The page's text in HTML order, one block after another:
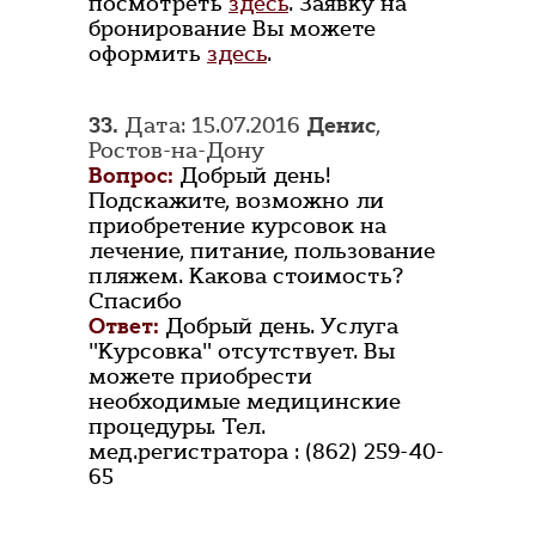
бронирование Вы можете
оформить здесь.
33. Дата: 15.07.2016 Денис,
Ростов-на-Дону
Вопрос: Добрый день!
Подскажите, возможно ли
приобретение курсовок на
лечение, питание, пользование
пляжем. Какова стоимость?
Спасибо
Ответ: Добрый день. Услуга
"Курсовка" отсутствует. Вы
можете приобрести
необходимые медицинские
процедуры. Тел.
мед.регистратора : (862) 259-40-
65